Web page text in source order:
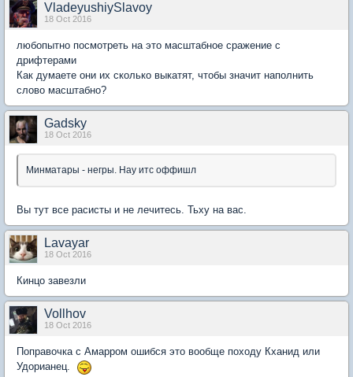
VladeyushiySlavoy
18 Oct 2016
любопытно посмотреть на это масштабное сражение с
дрифтерами
Как думаете они их сколько выкатят, чтобы значит наполнить
слово масштабно?
Gadsky
18 Oct 2016
Минматары - негры. Нау итс оффишл
Вы тут все расисты и не лечитесь. Тьху на вас.
Lavayar
18 Oct 2016
Кинцо завезли
Vollhov
18 Oct 2016
Поправочка с Амарром ошибся это вообще походу Кханид или
Удорианец.